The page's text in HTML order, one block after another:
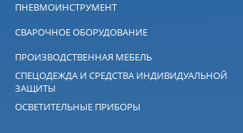
ПНЕВМОИНСТРУМЕНТ
СВАРОЧНОЕ ОБОРУДОВАНИЕ
ПРОИЗВОДСТВЕННАЯ МЕБЕЛЬ
СПЕЦОДЕЖДА И СРЕДСТВА ИНДИВИДУАЛЬНОЙ
ЗАЩИТЫ
ОСВЕТИТЕЛЬНЫЕ ПРИБОРЫ